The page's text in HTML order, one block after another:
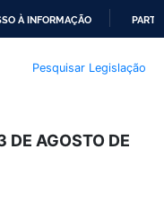
À INFORMAÇÃO
Pesquisar Legislação
DE AGOSTO DE